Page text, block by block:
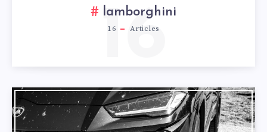
lamborghini
16 Articles
16